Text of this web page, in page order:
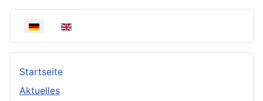
Sprache auswählen
Startseite
Aktuelles